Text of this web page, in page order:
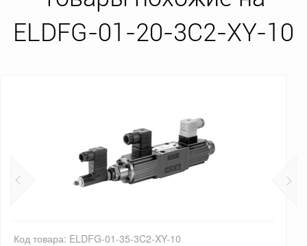
ELDFG-01-20-3C2-XY-10
Код товара: ELDFG-03-40-3C2-XY-10